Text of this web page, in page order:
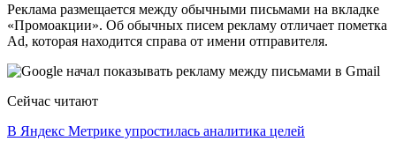
Реклама размещается между обычными письмами на вкладке
«Промоакции». Об обычных писем рекламу отличает пометка
Ad, которая находится справа от имени отправителя.
Сейчас читают
В Яндекс Метрике упростилась аналитика целей